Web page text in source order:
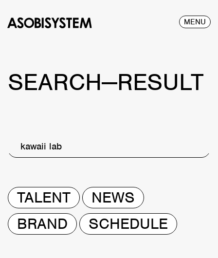
MENU
SEARCH—RESULT
kawaii lab
TALENT
NEWS
BRAND
SCHEDULE